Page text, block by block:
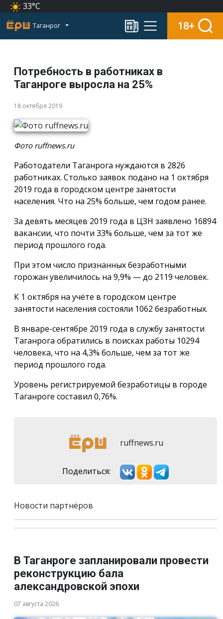
33°C
Таганрог 18+
Потребность в работниках в
Таганроге выросла на 25%
18 октября 2019
Фото ruffnews.ru
Работодатели Таганрога нуждаются в 2826
работниках. Столько заявок подано на 1 октября
2019 года в городском центре занятости
населения. Что на 25% больше, чем годом ранее.
За девять месяцев 2019 года в ЦЗН заявлено 16894
вакансии, что почти 33% больше, чем за тот же
период прошлого года.
При этом число признанных безработными
горожан увеличилось на 9,9% — до 2119 человек.
К 1 октября на учёте в городском центре
занятости населения состояли 1062 безработных.
В январе-сентябре 2019 года в службу занятости
Таганрога обратились в поисках работы 10294
человека, что на 4,3% больше, чем за тот же
период прошлого года.
Уровень регистрируемой безработицы в городе
Таганроге составил 0,76%.
ruffnews.ru
Поделиться:
Новости партнёров
В Таганроге запланировали провести
реконструкцию бала
александровской эпохи
07 августа 2026